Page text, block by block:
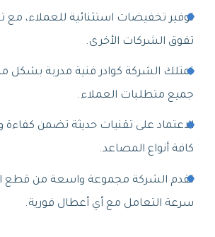
توفير تخفيضات استثنائية للعملاء، مع
تفوق الشركات الأخرى.
تمتلك الشركة كوادر فنية مدربة بشكل
جميع متطلبات العملاء.
الاعتماد على تقنيات حديثة تضمن
كافة أنواع المصاعد.
تقدم الشركة مجموعة واسعة من قطع
سرعة التعامل مع أي أعطال فورية.